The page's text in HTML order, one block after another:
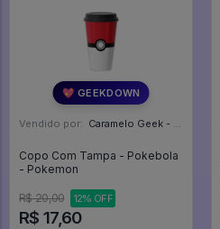
💖 GEEKDOWN
Vendido por: Caramelo Geek - DF
Copo Com Tampa - Pokebola
- Pokemon
R$ 20,00 12% OFF
R$ 17,60